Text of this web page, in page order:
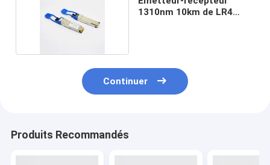
1310nm 10km de LR4
Continuer
Produits Recommandés